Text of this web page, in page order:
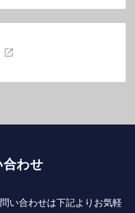
合わせ
い合わせは下記よりお気軽